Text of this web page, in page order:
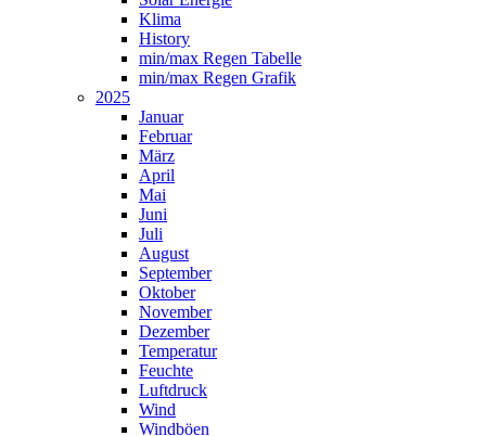
Klima
History
min/max Regen Tabelle
min/max Regen Grafik
2025
Januar
Februar
März
April
Mai
Juni
Juli
August
September
Oktober
November
Dezember
Temperatur
Feuchte
Luftdruck
Wind
Windböen